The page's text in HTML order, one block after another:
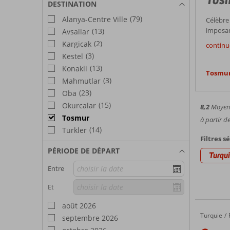
DESTINATION
Alanya-Centre Ville (79)
Avsallar (13)
Kargicak (2)
Kestel (3)
Konakli (13)
Mahmutlar (3)
Oba (23)
Okurcalar (15)
Tosmur
Turkler (14)
PÉRIODE DE DÉPART
Entre
Et
août 2026
septembre 2026
les
pour les
pour y
a ne
8,2
à partir de
Filtres
Accueil
Turquie
Grand